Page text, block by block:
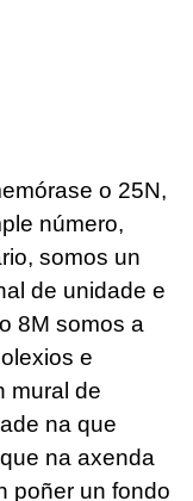
o 25N,
número,
somos un
de unidade e
8M somos a
e
mural de
na que
na axenda
poñer un fondo